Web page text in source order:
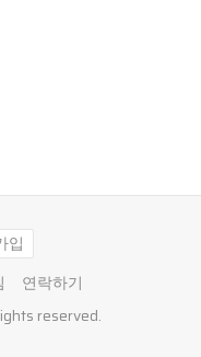
입
연락하기
reserved.